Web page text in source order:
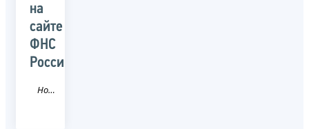
на
сайте
ФНС
России
Новость